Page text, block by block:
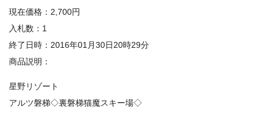
現在価格：2,700円
入札数：1
終了日時：2016年01月30日20時29分
商品説明：
星野リゾート
アルツ磐梯◇裏磐梯猫魔スキー場◇